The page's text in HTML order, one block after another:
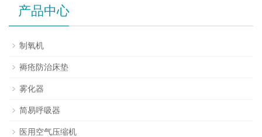
产品中心
制氧机
褥疮防治床垫
雾化器
简易呼吸器
医用空气压缩机